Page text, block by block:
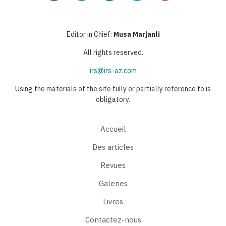
Editor in Chief: Musa Marjanli
All rights reserved.
irs@irs-az.com
Using the materials of the site fully or partially reference to is
obligatory.
Accueil
Des articles
Revues
Galeries
Livres
Contactez-nous